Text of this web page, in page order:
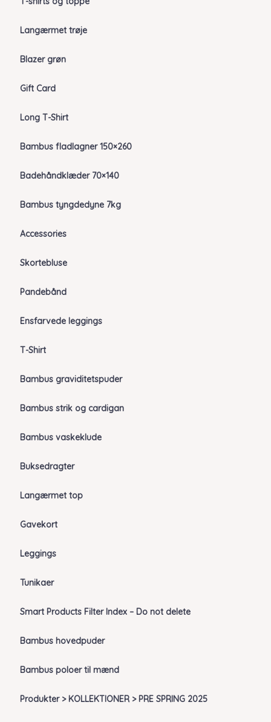
Langærmet trøje
Blazer grøn
Gift Card
Long T-Shirt
Bambus fladlagner 150×260
Badehåndklæder 70×140
Bambus tyngdedyne 7kg
Accessories
Skortebluse
Pandebånd
Ensfarvede leggings
T-Shirt
Bambus graviditetspuder
Bambus strik og cardigan
Bambus vaskeklude
Buksedragter
Langærmet top
Gavekort
Leggings
Tunikaer
Smart Products Filter Index – Do not delete
Bambus hovedpuder
Bambus poloer til mænd
Produkter > KOLLEKTIONER > PRE SPRING 2025